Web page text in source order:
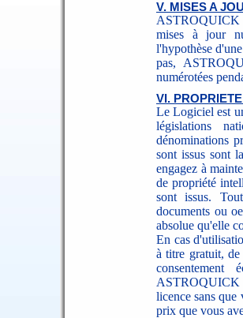
V. MISES A
ASTROQUICK
mises à jour
l'hypothèse
pas,
numérotées
VI.
Le Logiciel est
législations
dénominations
sont issus sont
engagez à
de propriété
sont issus.
documents ou
absolue qu'elle
En cas
à titre gratuit, de
ASTROQUICK
licence sans que
prix que vous